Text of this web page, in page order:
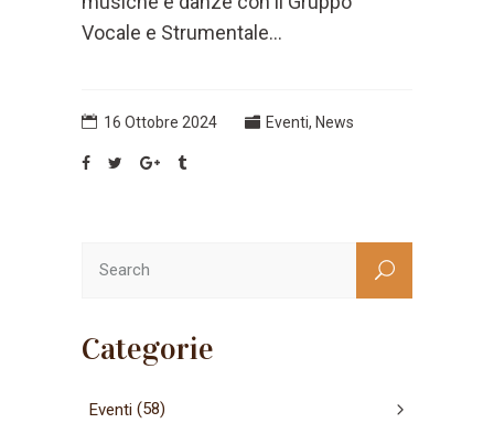
Vocale e Strumentale...
16 Ottobre 2024 Eventi, News
Categorie
Eventi (58)